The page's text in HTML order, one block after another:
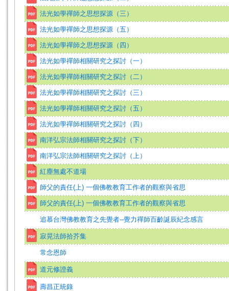
法光如學禪師之思想探源（三）
法光如學禪師之思想探源（五）
法光如學禪師之思想探源（四）
法光如學禪師相關研究之探討（一）
法光如學禪師相關研究之探討（二）
法光如學禪師相關研究之探討（三）
法光如學禪師相關研究之探討（五）
法光如學禪師相關研究之探討（四）
南洋弘宗法師相關研究之探討（下）
南洋弘宗法師相關研究之探討（上）
紅塵無處不道場
師父的責任(上) 一個佛教教育工作者的觀察與省思
師父的責任(上) 一個佛教教育工作者的觀察與省思
追慕台灣佛教教育之先覺者--覺力禪師百齡誕辰紀念感言
寂晃法師拾芥集
常念恩師
道元修證義
壽昌正統錄